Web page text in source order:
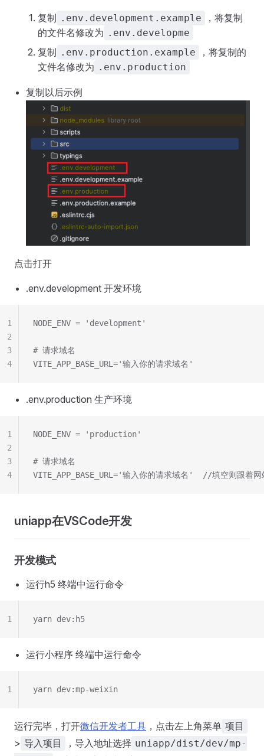
复制 .env.development.example
，将复制
的文件名修改为 .env.developme
复制 .env.production.example
，将复制的
文件名修改为 .env.production
复制以后示例
点击打开
.env.development 开发环境
NODE_ENV = 'development'
# 请求域名
VITE_APP_BASE_URL='输入你的请求域名'
1
2
3
4
.env.production 生产环境
NODE_ENV = 'production'
# 请求域名
VITE_APP_BASE_URL='输入你的请求域名'  //填空则跟着网
1
2
3
4
uniapp在VSCode开发
开发模式
运行h5 终端中运行命令
yarn dev:h5
1
运行小程序 终端中运行命令
yarn dev:mp-weixin
1
运行完毕，打开微信开发者工具 ，点击左上角菜单 项目
> 导入项目 ，导入地址选择 uniapp/dist/dev/mp-